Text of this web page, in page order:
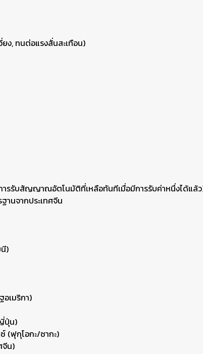
ยง, ทนต่อแรงสั่นสะเทือน)
รับสัญญาณอัตโนมัติที่เหลือทันทีเมื่อมีการรับค่าหนึ่งได้แล้
นจากประเทศจีน
)
เมริกา)
ปุ่น)
(ฟุกุโอกะ/ซากะ)
จีน)